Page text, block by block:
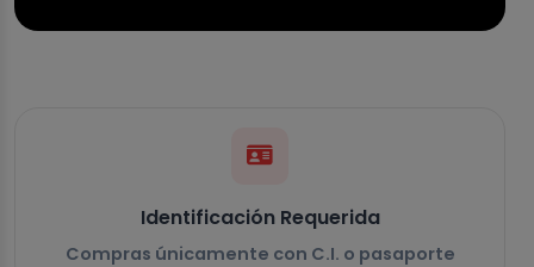
Identificación Requerida
Compras únicamente con C.I. o pasaporte